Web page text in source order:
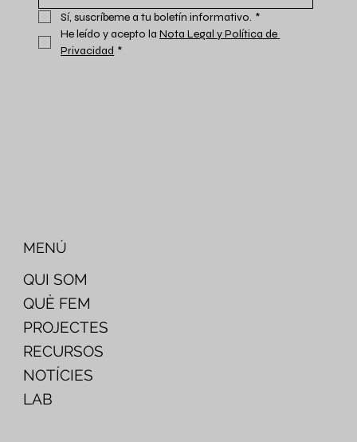
Sí, suscríbeme a tu boletín informativo. *
He leído y acepto la Nota Legal y Política de
Privacidad *
QUI SOM
QUÈ FEM
PROJECTES
RECURSOS
NOTÍCIES
LAB
MENÚ